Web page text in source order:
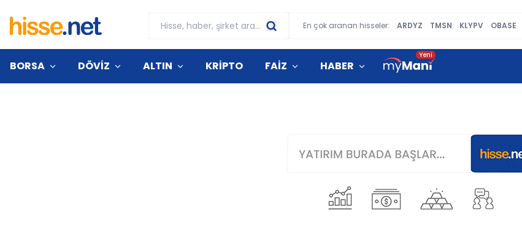
En çok aranan hisseler: ARDYZ TMSN KLYPV OBASE
BORSA DÖVİZ ALTIN KRİPTO FAİZ HABER